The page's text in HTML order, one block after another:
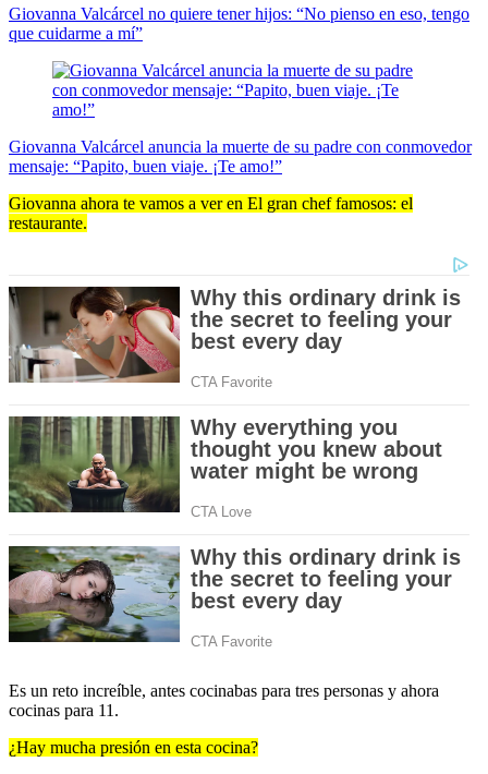
Giovanna Valcárcel no quiere tener hijos: “No pienso en eso, tengo
que cuidarme a mí”
Giovanna Valcárcel anuncia la muerte de su padre con conmovedor
mensaje: “Papito, buen viaje. ¡Te amo!”
Giovanna ahora te vamos a ver en El gran chef famosos: el
restaurante.
Es un reto increíble, antes cocinabas para tres personas y ahora
cocinas para 11.
¿Hay mucha presión en esta cocina?